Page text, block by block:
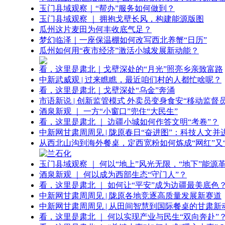
玉门县域观察｜“帮办”服务如何做到？
玉门县域观察 ｜ 拥抱戈壁长风，构建能源版图
瓜州这片麦田为何丰收底气足？
梦幻临泽｜一座保温棚如何改写西北养蟹“日历”
瓜州如何用“夜市经济”激活小城发展新动能？
看，这里是肃北｜戈壁深处的“月光”照亮乡亲致富路
中新武威观 | 过来瞧瞧，最近咱们村的人都忙啥呢？
看，这里是肃北｜戈壁深处“乌金”奔涌
市语新说 | 创新监管模式 外卖员变身食安“移动监督
酒泉新观 ｜ 一方“小窗口”兜住“大民生”
看，这里是肃北 ｜ 边疆小城如何作答文明“考卷”？
中新网甘肃周周见 | 陇原春日“奋进图”：科技人文并
从西北山沟到海外餐桌，定西宽粉如何炼成“网红”又
玉门县域观察 ｜ 何以“地上”风光无限，“地下”能源
酒泉新观 ｜ 何以成为西部生态“守门人”？
看，这里是肃北 ｜ 如何让“平安”成为边疆最美底色？
中新网甘肃周周见 | 陇原各地竞逐高质量发展新赛道
中新网甘肃周周见 | 从田间智慧到国际餐桌的甘肃新
看，这里是肃北 ｜ 何以实现产业与民生“双向奔赴”？